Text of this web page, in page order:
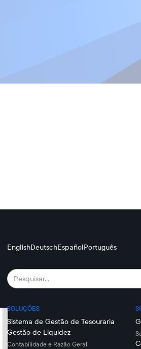
EnglishDeutschEspañolPortuguês
SOLUÇÕES
Sistema de Gestão de Tesouraria
Gestão de Liquidez
Contabilidade e Razão Geral